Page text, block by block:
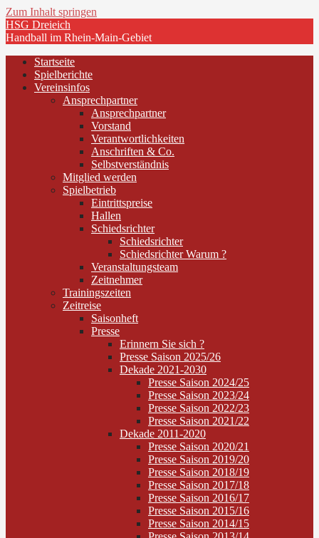
Zum Inhalt springen
HSG Dreieich
Handball im Rhein-Main-Gebiet
Startseite
Spielberichte
Vereinsinfos
Ansprechpartner
Ansprechpartner
Vorstand
Verantwortlichkeiten
Anschriften & Co.
Selbstverständnis
Mitglied werden
Spielbetrieb
Eintrittspreise
Hallen
Schiedsrichter
Schiedsrichter
Schiedsrichter Warum ?
Veranstaltungsteam
Zeitnehmer
Trainingszeiten
Zeitreise
Saisonheft
Presse
Erinnern Sie sich ?
Presse Saison 2025/26
Dekade 2021-2030
Presse Saison 2024/25
Presse Saison 2023/24
Presse Saison 2022/23
Presse Saison 2021/22
Dekade 2011-2020
Presse Saison 2020/21
Presse Saison 2019/20
Presse Saison 2018/19
Presse Saison 2017/18
Presse Saison 2016/17
Presse Saison 2015/16
Presse Saison 2014/15